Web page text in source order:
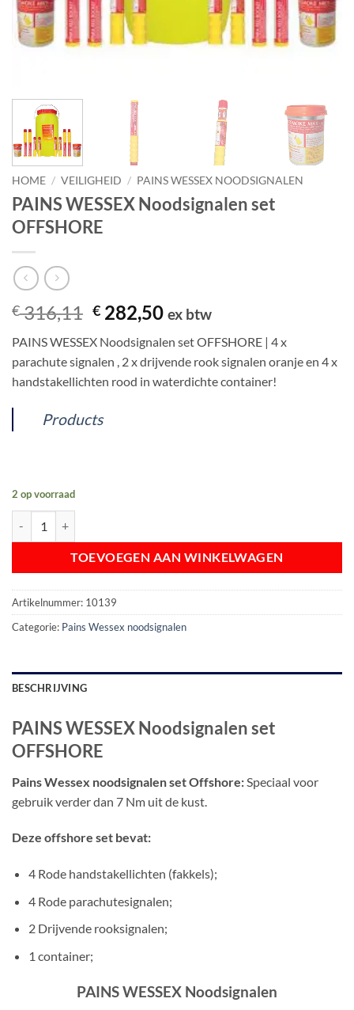
HOME / VEILIGHEID / PAINS WESSEX NOODSIGNALEN
PAINS WESSEX Noodsignalen set
OFFSHORE
€316,11 Oorspronkelijke
was:
€ 316,11.
€ 282,50Huidige
is:
€ 282,50.
ex btw
PAINS WESSEX Noodsignalen set OFFSHORE | 4 x
parachute signalen , 2 x drijvende rook signalen oranje en 4 x
handstakellichten rood in waterdichte container!
Products
2 op voorraad
TOEVOEGEN AAN WINKELWAGEN
Artikelnummer: 10139
Categorie: Pains Wessex noodsignalen
BESCHRIJVING
PAINS WESSEX Noodsignalen set
OFFSHORE
Pains Wessex noodsignalen set Offshore: Speciaal voor
gebruik verder dan 7 Nm uit de kust.
Deze offshore set bevat:
4 Rode handstakellichten (fakkels);
4 Rode parachutesignalen;
2 Drijvende rooksignalen;
1 container;
PAINS WESSEX Noodsignalen